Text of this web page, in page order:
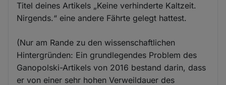
Titel deines Artikels „Keine verhinderte Kaltzeit.
Nirgends.“ eine andere Fährte gelegt hattest.
(Nur am Rande zu den wissenschaftlichen
Hintergründen: Ein grundlegendes Problem des
Ganopolski-Artikels von 2016 bestand darin, dass
er von einer sehr hohen Verweildauer des